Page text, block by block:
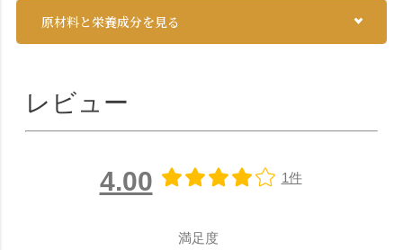
原材料と栄養成分を見る
レビュー
4.00 1件
満足度